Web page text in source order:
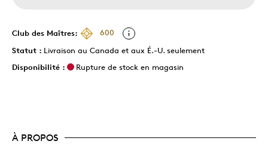
Club des Maîtres:
600
Statut : Livraison au Canada et aux É.-U. seulement
Disponibilité :
Rupture de stock en magasin
À PROPOS